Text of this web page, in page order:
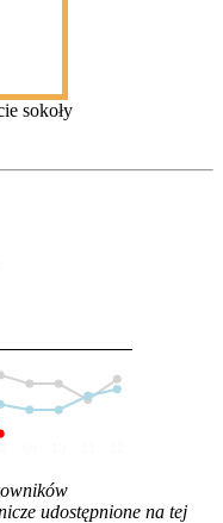
sokoły
udostępnione na tej